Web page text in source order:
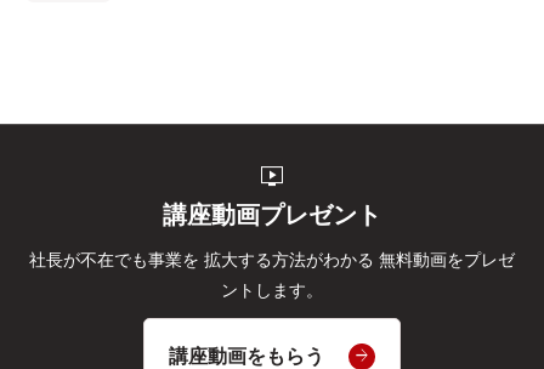
live_tv
講座動画プレゼント
社長が不在でも事業を 拡大する方法がわかる 無料動画をプレゼ
ントします。
講座動画をもらう